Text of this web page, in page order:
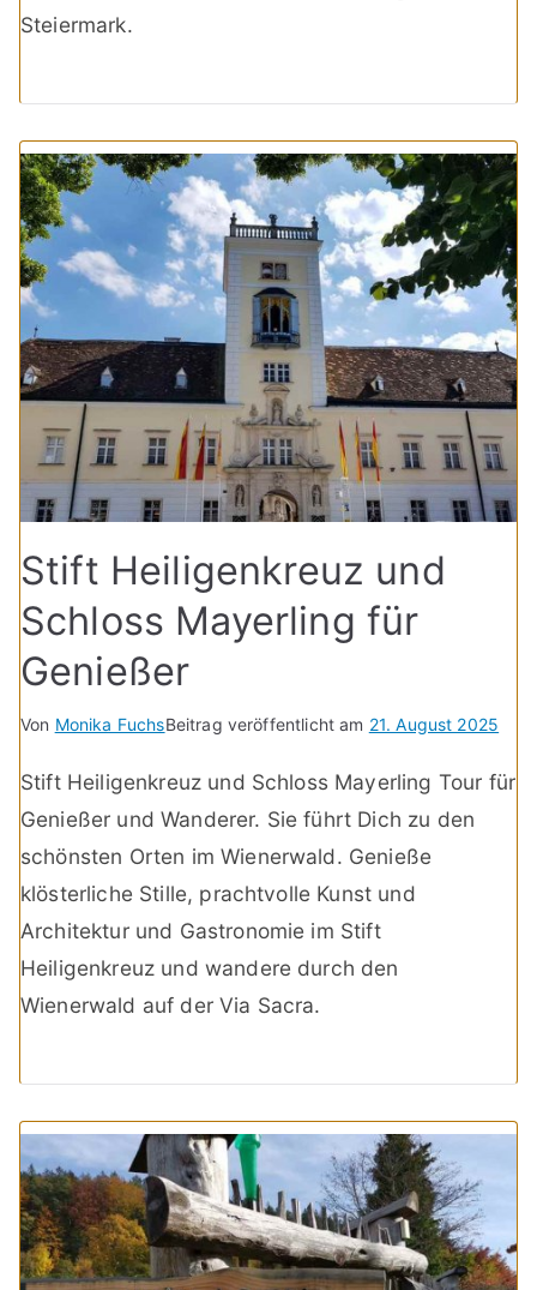
Steiermark.
Stift Heiligenkreuz und
Schloss Mayerling für
Genießer
Von Monika FuchsBeitrag veröffentlicht am 21. August 2025
Stift Heiligenkreuz und Schloss Mayerling Tour für
Genießer und Wanderer. Sie führt Dich zu den
schönsten Orten im Wienerwald. Genieße
klösterliche Stille, prachtvolle Kunst und
Architektur und Gastronomie im Stift
Heiligenkreuz und wandere durch den
Wienerwald auf der Via Sacra.